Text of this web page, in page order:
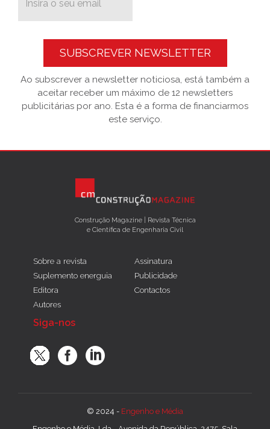
SUBSCREVER NEWSLETTER
Ao subscrever a newsletter noticiosa, está também a
aceitar receber um máximo de 12 newsletters
publicitárias por ano. Esta é a forma de financiarmos
este serviço.
Construção Magazine | Revista Técnica
e Científica de Engenharia Civil
Sobre a revista
Suplemento energuia
Editora
Autores
Assinatura
Publicidade
Contactos
Siga-nos
© 2024 - Engenho e Média